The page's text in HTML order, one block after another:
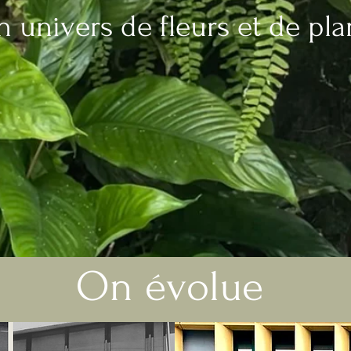
univers de fleurs et de
On évolue